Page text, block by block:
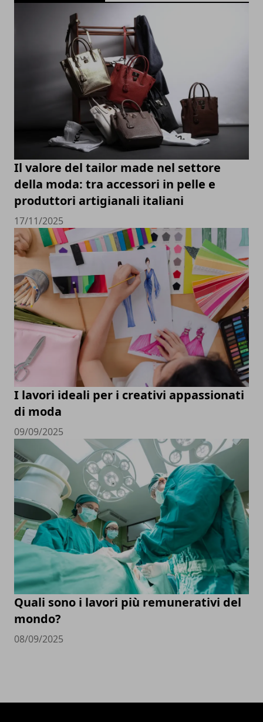
Il valore del tailor made nel settore
della moda: tra accessori in pelle e
produttori artigianali italiani
17/11/2025
I lavori ideali per i creativi appassionati
di moda
09/09/2025
Quali sono i lavori più remunerativi del
mondo?
08/09/2025